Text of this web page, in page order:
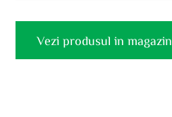
Vezi produsul in magazin